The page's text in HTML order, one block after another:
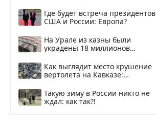
Где будет встреча президентов
США и России: Европа?
На Урале из казны были
украдены 18 миллионов
Как выглядит место крушение
вертолета на Кавказе:
Такую зиму в России никто не
ждал: как так?!